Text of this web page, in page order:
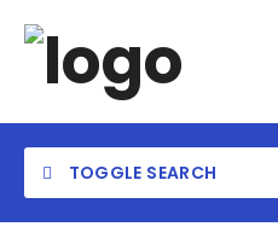
TOGGLE SEARCH